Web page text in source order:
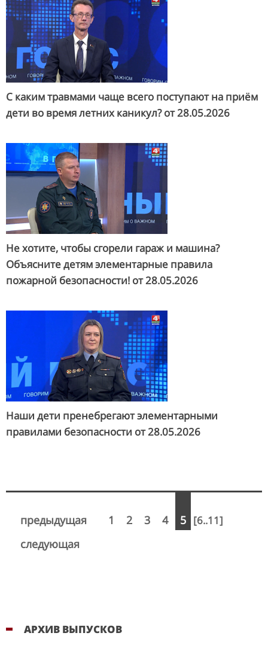
АРХИВ ВЫПУСКОВ
С каким травмами чаще всего поступают на приём
дети во время летних каникул? от28.05.2026
Не хотите, чтобы сгорели гараж и машина?
Объясните детям элементарные правила
пожарной безопасности! от28.05.2026
Наши дети пренебрегают элементарными
правилами безопасности от28.05.2026
предыдущая 1 2 3 4 5 [6..11]
следующая